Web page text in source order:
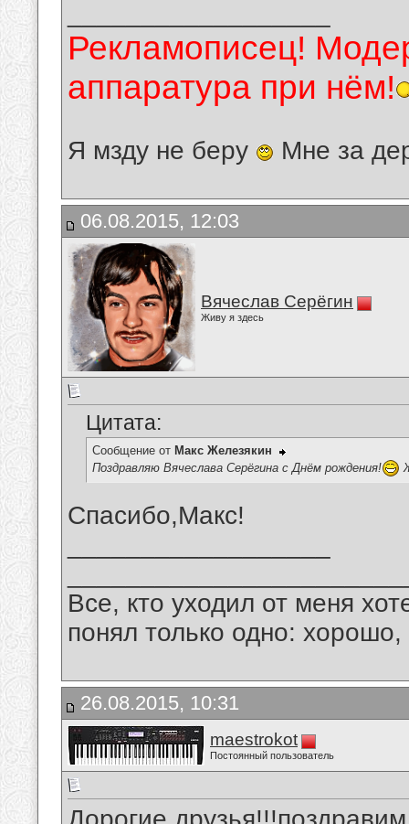
Рекламописец!
аппаратура при нём!
Я мзду не беру Мне за
06.08.2015, 12:03
Вячеслав Серёгин
Живу я здесь
Цитата:
Сообщение от Макс Железякин
Поздравляю Вячеслава Серёгина с Днём рождения!
Спасибо,Макс!
Все, кто уходил от меня
понял только одно:
26.08.2015, 10:31
maestrokot
Постоянный пользователь